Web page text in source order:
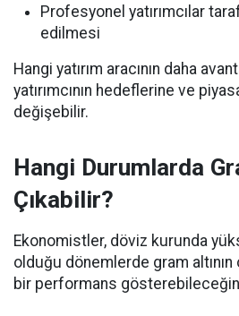
Profesyonel yatırımcılar
edilmesi
Hangi yatırım aracının daha
yatırımcının hedeflerine ve
değişebilir.
Hangi Durumlarda
Çıkabilir?
Ekonomistler, döviz kurunda
olduğu dönemlerde gram altının
bir performans